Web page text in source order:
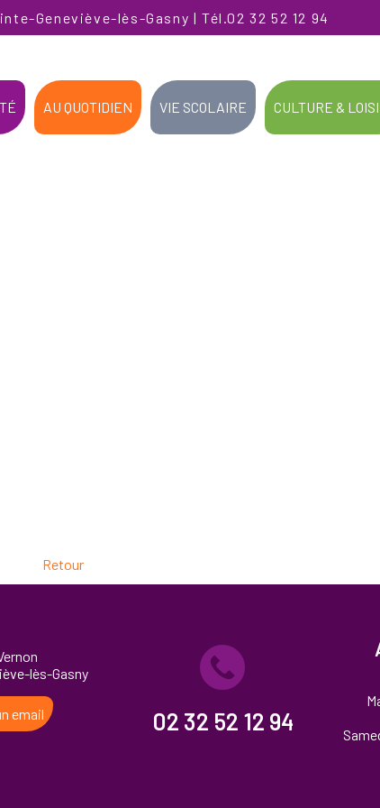
Geneviève-lès-Gasny | Tél.02 32 52 12 94
AU QUOTIDIEN VIE SCOLAIRE CULTURE &
Retour
lès-Gasny
email 02 32 52 12 94